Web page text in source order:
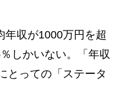
収が1000万円を超
しかいない。「年収
とっての「ステータ